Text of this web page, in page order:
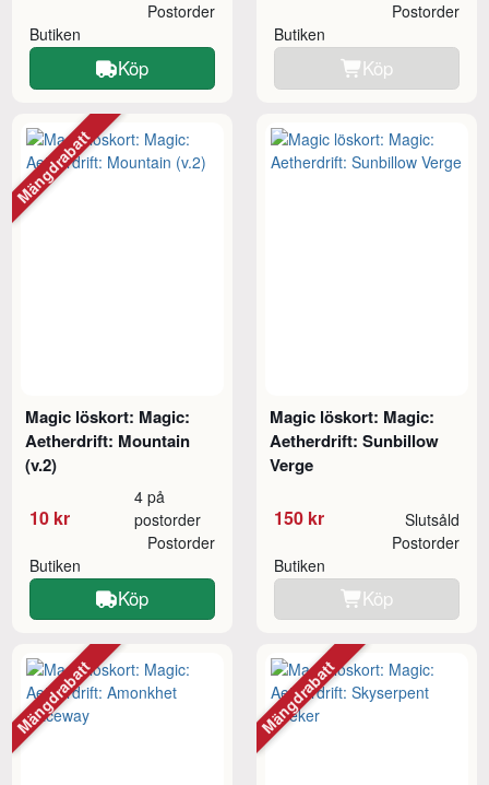
Butiken
Postorder
Köp
Butiken
Postorder
Köp
Magic löskort: Magic:
Aetherdrift: Mountain
(v.2)
10 kr
4 på
postorder
Butiken
Postorder
Köp
Mängdrabatt
Magic löskort: Magic:
Aetherdrift: Sunbillow
Verge
150 kr Slutsåld
Butiken
Postorder
Köp
Mängdrabatt Mängdrabatt